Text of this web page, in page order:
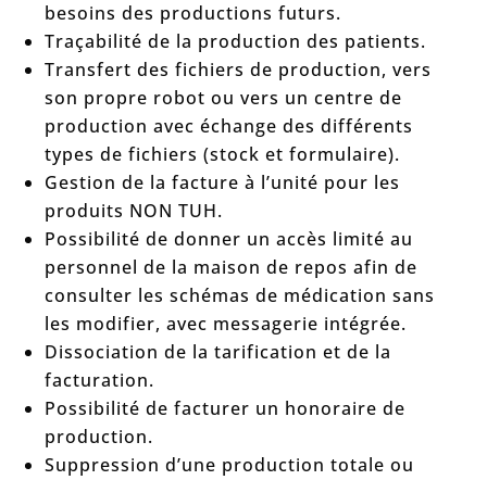
besoins des productions futurs.
Traçabilité de la production des patients.
Transfert des fichiers de production, vers
son propre robot ou vers un centre de
production avec échange des différents
types de fichiers (stock et formulaire).
Gestion de la facture à l’unité pour les
produits NON TUH.
Possibilité de donner un accès limité au
personnel de la maison de repos afin de
consulter les schémas de médication sans
les modifier, avec messagerie intégrée.
Dissociation de la tarification et de la
facturation.
Possibilité de facturer un honoraire de
production.
Suppression d’une production totale ou